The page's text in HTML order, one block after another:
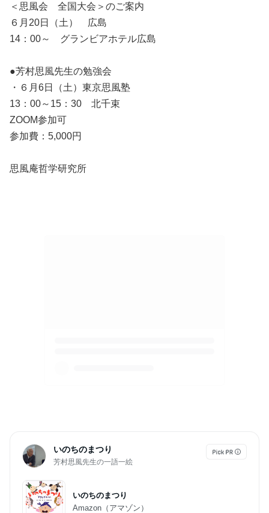
＜思風会 全国大会＞のご案内
６月20日（土） 広島
14：00～ グランビアホテル広島
●芳村思風先生の勉強会
・６月6日（土）東京思風塾
13：00～15：30 北千束
ZOOM参加可
参加費：5,000円
思風庵哲学研究所
いのちのまつり
芳村思風先生の一語一絵
いのちのまつり
Amazon（アマゾン）